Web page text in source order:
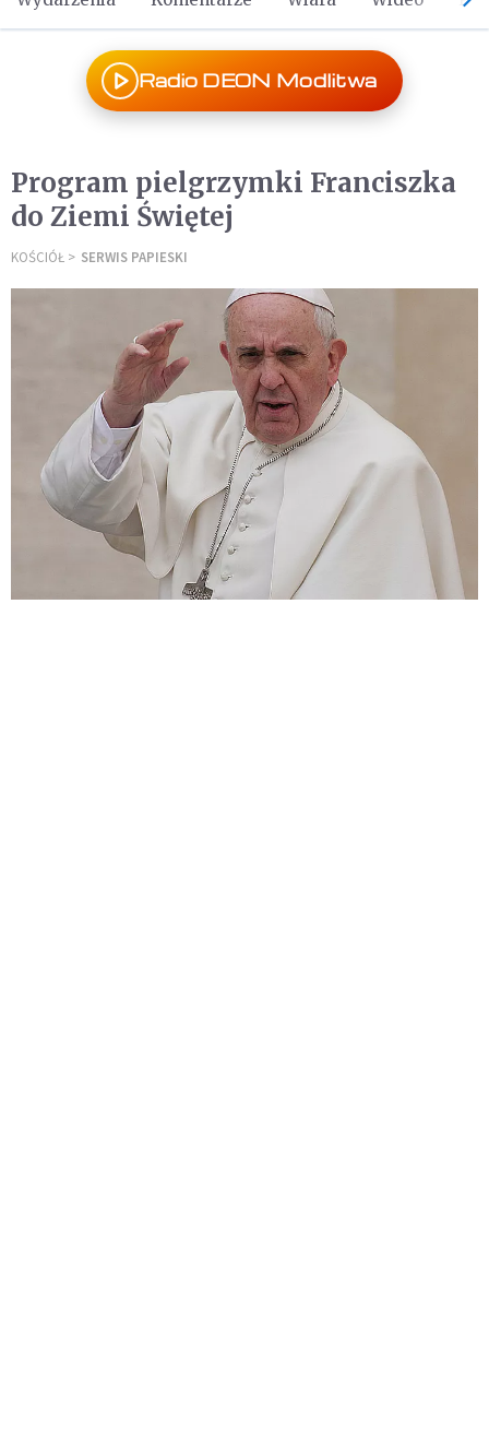
Radio DEON Modlitwa
Program pielgrzymki Franciszka
do Ziemi Świętej
KOŚCIÓŁ SERWIS PAPIESKI